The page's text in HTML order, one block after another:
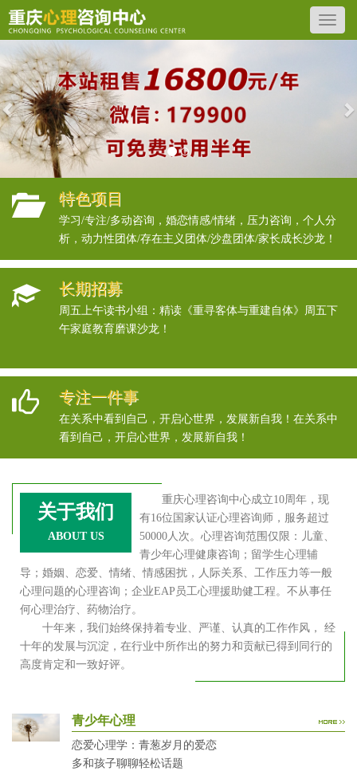
Previous
特色项目
学习/专注/多动咨询，婚恋情感/情绪，压力咨询，个人分
析，动力性团体/存在主义团体/沙盘团体/家长成长沙龙！
长期招募
周五上午读书小组：精读《重寻客体与重建自体》周五下
午家庭教育磨课沙龙！
专注一件事
在关系中看到自己，开启心世界，发展新自我！在关系中
看到自己，开启心世界，发展新自我！
关于我们
ABOUT US
重庆心理咨询中心成立10周年，现
有16位国家认证心理咨询师，服务超过
50000人次。心理咨询范围仅限：儿童、
青少年心理健康咨询；留学生心理辅
导；婚姻、恋爱、情绪、情感困扰，人际关系、工作压力等一般
心理问题的心理咨询；企业EAP员工心理援助健工程。不从事任
何心理治疗、药物治疗。
十年来，我们始终保持着专业、严谨、认真的工作作风， 经
十年的发展与沉淀，在行业中所作出的努力和贡献已得到同行的
高度肯定和一致好评。
青少年心理
恋爱心理学：青葱岁月的爱恋
多和孩子聊聊轻松话题